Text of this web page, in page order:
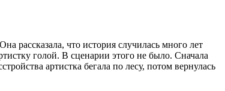
рассказала, что история случилась много лет
голой. В сценарии этого не было. Сначала
артистка бегала по лесу, потом вернулась